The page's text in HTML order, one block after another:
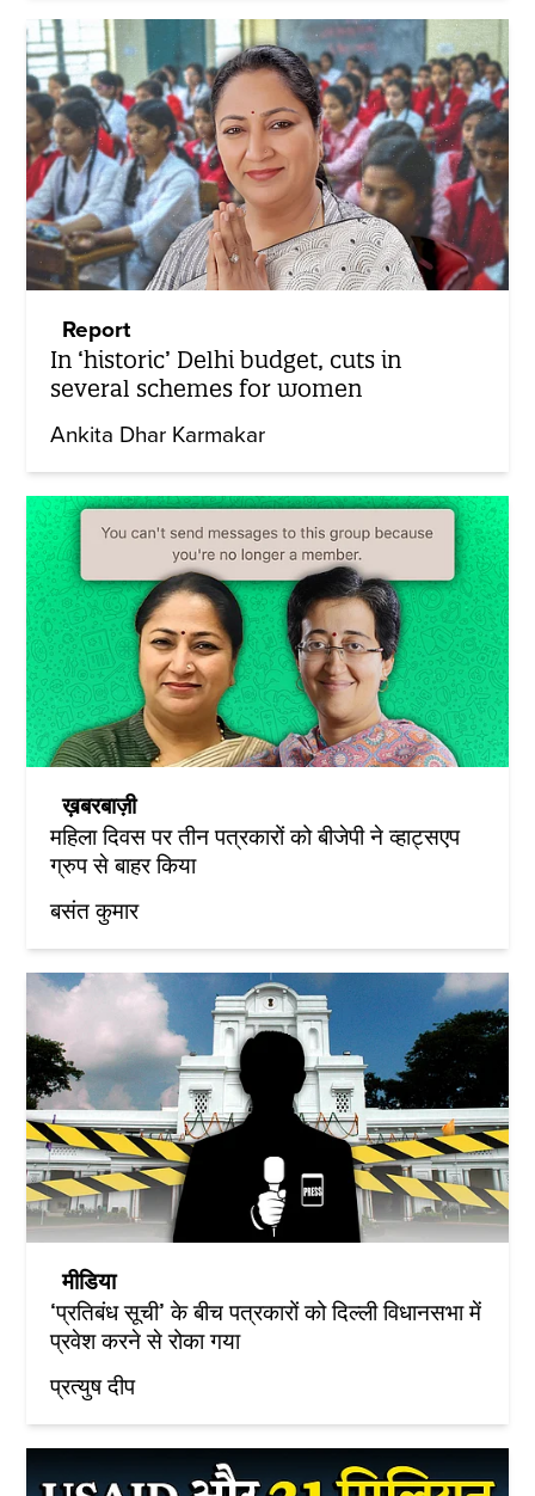
Report
In ‘historic’ Delhi budget, cuts in
several schemes for women
Ankita Dhar Karmakar
ख़बरबाज़ी
महिला दिवस पर तीन पत्रकारों को बीजेपी ने व्हाट्सएप
ग्रुप से बाहर किया
बसंत कुमार
मीडिया
‘प्रतिबंध सूची’ के बीच पत्रकारों को दिल्ली विधानसभा में
प्रवेश करने से रोका गया
प्रत्युष दीप